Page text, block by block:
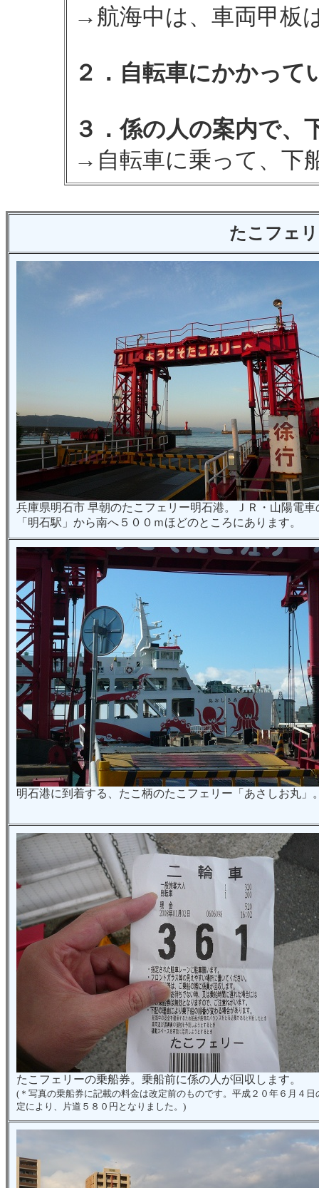
→航海中は、車両甲板
２．自転車にかかって
３．係の人の案内で、
→自転車に乗って、下
たこフェ
兵庫県明石市 早朝のたこフェリー明石港。ＪＲ・山陽電車
「明石駅」から南へ５００ｍほどのところにあります。
明石港に到着する、たこ柄のたこフェリー「あさしお丸」
たこフェリーの乗船券。乗船前に係の人が回収します。
(＊写真の乗船券に記載の料金は改定前のものです。平成２０年６月４日
定により、片道５８０円となりました。)